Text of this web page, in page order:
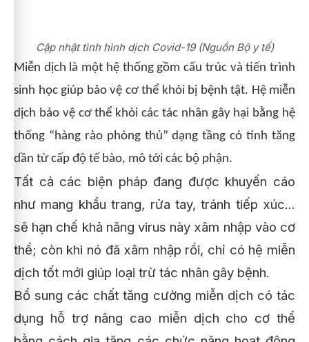
Cập nhật tình hình dịch Covid-19 (Nguồn Bộ y tế)
Miễn dịch là một hệ thống gồm cấu trúc và tiến trình
sinh học giúp bảo vệ cơ thể khỏi bị bệnh tật. Hệ miễn
dịch bảo vệ cơ thể khỏi các tác nhân gây hại bằng hệ
thống “hàng rào phòng thủ” dạng tầng có tính tăng
dần từ cấp độ tế bào, mô tới các bộ phận.
Tất cả các biện pháp đang được khuyến cáo
như mang khẩu trang, rửa tay, tránh tiếp xúc...
sẽ hạn chế khả năng virus này xâm nhập vào cơ
thể; còn khi nó đã xâm nhập rồi, chỉ có hệ miễn
dịch tốt mới giúp loại trừ tác nhân gây bệnh.
Bổ sung các chất tăng cường miễn dịch có tác
dụng hỗ trợ nâng cao miễn dịch cho cơ thể